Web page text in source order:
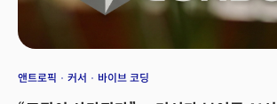
앤트로픽 커서 바이브 코딩